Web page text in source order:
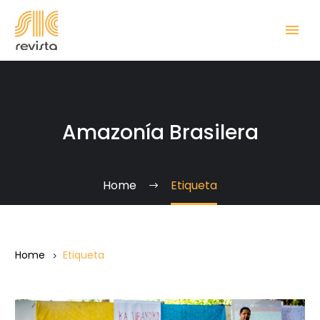
Amazonía Brasilera
Home Etiqueta
Home Etiqueta
Ka